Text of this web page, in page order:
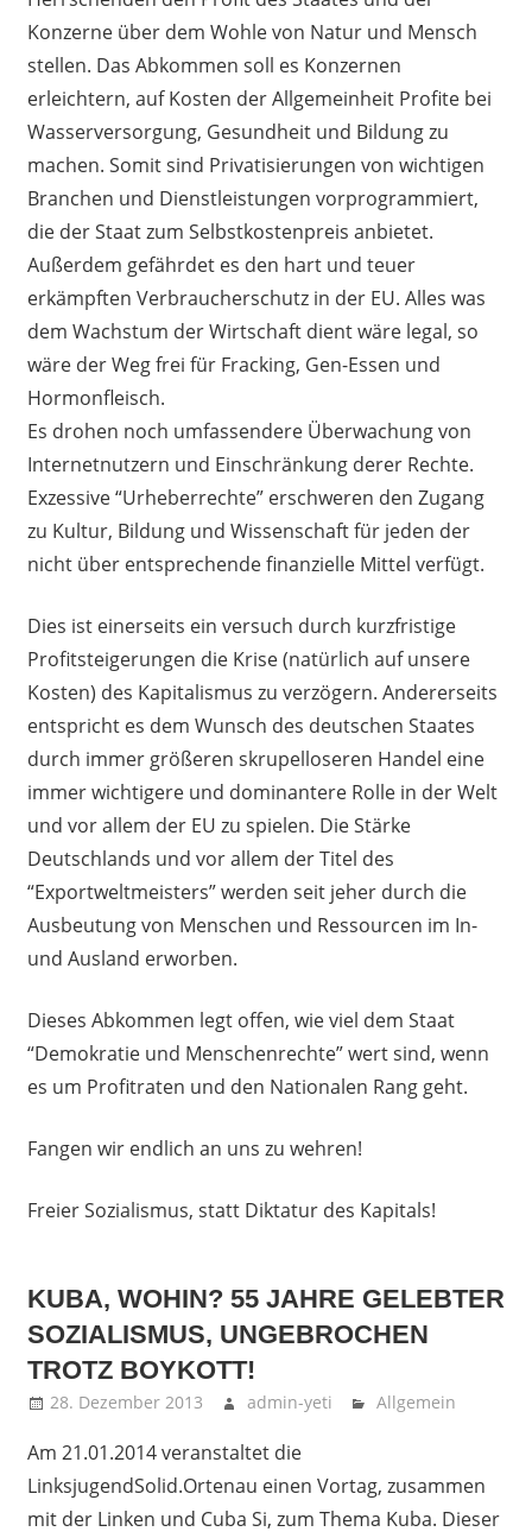
Konzerne über dem Wohle von Natur und Mensch
stellen. Das Abkommen soll es Konzernen
erleichtern, auf Kosten der Allgemeinheit Profite bei
Wasserversorgung, Gesundheit und Bildung zu
machen. Somit sind Privatisierungen von wichtigen
Branchen und Dienstleistungen vorprogrammiert,
die der Staat zum Selbstkostenpreis anbietet.
Außerdem gefährdet es den hart und teuer
erkämpften Verbraucherschutz in der EU. Alles was
dem Wachstum der Wirtschaft dient wäre legal, so
wäre der Weg frei für Fracking, Gen-Essen und
Hormonfleisch.
Es drohen noch umfassendere Überwachung von
Internetnutzern und Einschränkung derer Rechte.
Exzessive “Urheberrechte” erschweren den Zugang
zu Kultur, Bildung und Wissenschaft für jeden der
nicht über entsprechende finanzielle Mittel verfügt.
Dies ist einerseits ein versuch durch kurzfristige
Profitsteigerungen die Krise (natürlich auf unsere
Kosten) des Kapitalismus zu verzögern. Andererseits
entspricht es dem Wunsch des deutschen Staates
durch immer größeren skrupelloseren Handel eine
immer wichtigere und dominantere Rolle in der Welt
und vor allem der EU zu spielen. Die Stärke
Deutschlands und vor allem der Titel des
“Exportweltmeisters” werden seit jeher durch die
Ausbeutung von Menschen und Ressourcen im In-
und Ausland erworben.
Dieses Abkommen legt offen, wie viel dem Staat
“Demokratie und Menschenrechte” wert sind, wenn
es um Profitraten und den Nationalen Rang geht.
Fangen wir endlich an uns zu wehren!
Freier Sozialismus, statt Diktatur des Kapitals!
KUBA, WOHIN? 55 JAHRE GELEBTER
SOZIALISMUS, UNGEBROCHEN
TROTZ BOYKOTT!
28. Dezember 2013 admin-yeti Allgemein
Am 21.01.2014 veranstaltet die
LinksjugendSolid.Ortenau einen Vortag, zusammen
mit der Linken und Cuba Si, zum Thema Kuba. Dieser